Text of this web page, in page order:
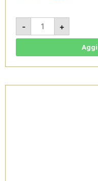
-
Montevetrano
2006
-
IGT
quantità
+